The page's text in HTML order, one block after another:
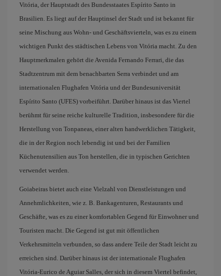
Vitória, der Hauptstadt des Bundesstaates Espírito Santo in
Brasilien. Es liegt auf der Hauptinsel der Stadt und ist bekannt für
seine Mischung aus Wohn- und Geschäftsvierteln, was es zu einem
wichtigen Punkt des städtischen Lebens von Vitória macht. Zu den
Hauptmerkmalen gehört die Avenida Fernando Ferrari, die das
Stadtzentrum mit dem benachbarten Serra verbindet und am
internationalen Flughafen Vitória und der Bundesuniversität
Espírito Santo (UFES) vorbeiführt. Darüber hinaus ist das Viertel
berühmt für seine reiche kulturelle Tradition, insbesondere für die
Herstellung von Tonpaneas, einer alten handwerklichen Tätigkeit,
die in der Region noch lebendig ist und bei der Familien
Küchenutensilien aus Ton herstellen, die in typischen Gerichten
verwendet werden.
Goiabeiras bietet auch eine Vielzahl von Dienstleistungen und
Annehmlichkeiten, wie z. B. Bankagenturen, Restaurants und
Geschäfte, was es zu einer komfortablen Gegend für Einwohner und
Touristen macht. Die Gegend ist gut mit öffentlichen
Verkehrsmitteln verbunden, so dass andere Teile der Stadt leicht zu
erreichen sind. Darüber hinaus ist der internationale Flughafen
Vitória-Eurico de Aguiar Salles, der sich in diesem Viertel befindet,